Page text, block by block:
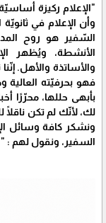
"الإعلام ركيزة
وأن الإعلام في
السّفير هو روح
الأنشطة، ويُظهر
والأساتذة والأهل.
فهو بحرفيّته
بأبهى حللها، محرّرًا
لك، لأنّك لم تكن
ونشكر كافة وسائل
السفير، ونقول لهم :